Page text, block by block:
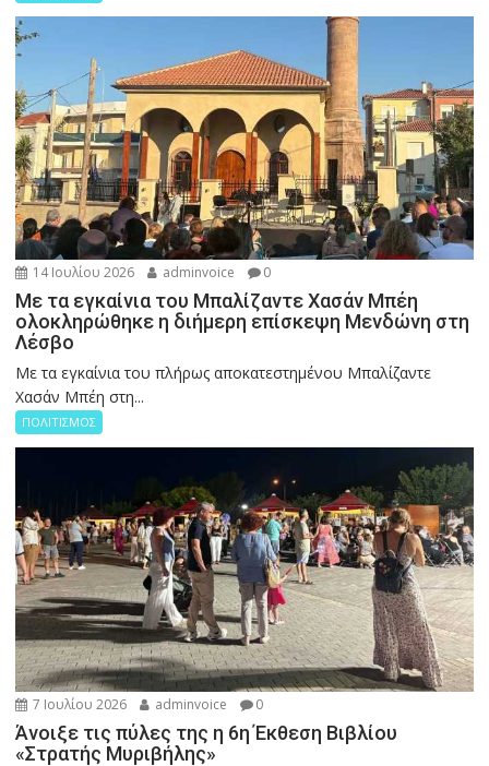
14 Ιουλίου 2026 adminvoice 0
Με τα εγκαίνια του Μπαλίζαντε Χασάν Μπέη
ολοκληρώθηκε η διήμερη επίσκεψη Μενδώνη στη
Λέσβο
Με τα εγκαίνια του πλήρως αποκατεστημένου Μπαλίζαντε
Χασάν Μπέη στη...
ΠΟΛΙΤΙΣΜΟΣ
7 Ιουλίου 2026 adminvoice 0
Άνοιξε τις πύλες της η 6η Έκθεση Βιβλίου
«Στρατής Μυριβήλης»